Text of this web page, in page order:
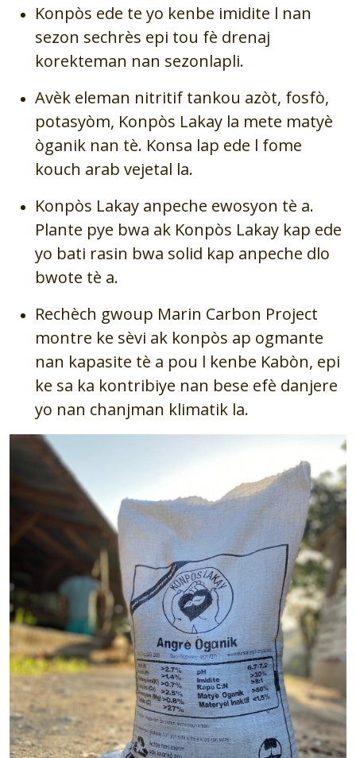
Konpòs ede te yo kenbe imidite l nan
sezon sechrès epi tou fè drenaj
korekteman nan sezonlapli.
Avèk eleman nitritif tankou azòt, fosfò,
potasyòm, Konpòs Lakay la mete matyè
òganik nan tè. Konsa lap ede l fome
kouch arab vejetal la.
Konpòs Lakay anpeche ewosyon tè a.
Plante pye bwa ak Konpòs Lakay kap ede
yo bati rasin bwa solid kap anpeche dlo
bwote tè a.
Rechèch gwoup Marin Carbon Project
montre ke sèvi ak konpòs ap ogmante
nan kapasite tè a pou l kenbe Kabòn, epi
ke sa ka kontribiye nan bese efè danjere
yo nan chanjman klimatik la.
Image